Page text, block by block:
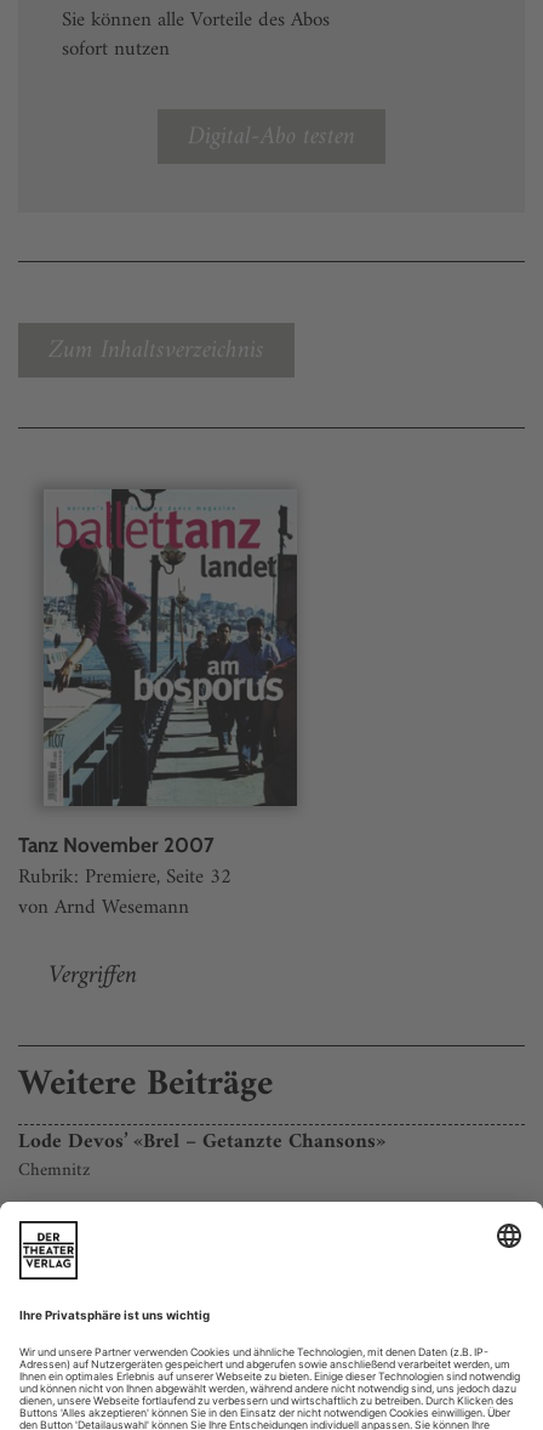
Sie können alle Vorteile des Abos
sofort nutzen
Digital-Abo testen
Zum Inhaltsverzeichnis
Tanz November 2007
Rubrik: Premiere, Seite 32
von Arnd Wesemann
Vergriffen
Weitere Beiträge
Lode Devos’ «Brel – Getanzte Chansons»
Chemnitz
Links ein altes Mikrofon. Zu Klavier und Kneipengesäusel
tragen auf schwarzer Szene Kellner weißes Mobiliar ins Freie.
Ein Sänger erscheint nicht, dafür seine Stimme: von der
Gewalt eines ganzen Orchesters. Jacques Brel, Belgiens großer
nun huldigen wird, zieht die je zehn weiblichen und
männlichen Cafégäste...